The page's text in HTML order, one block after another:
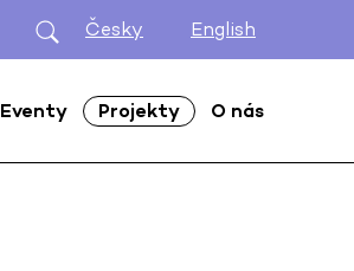
Česky English
Eventy Projekty O nás